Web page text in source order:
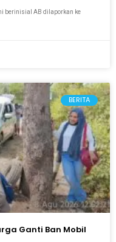
berinisial AB dilaporkan ke
BERITA
Ganti Ban Mobil